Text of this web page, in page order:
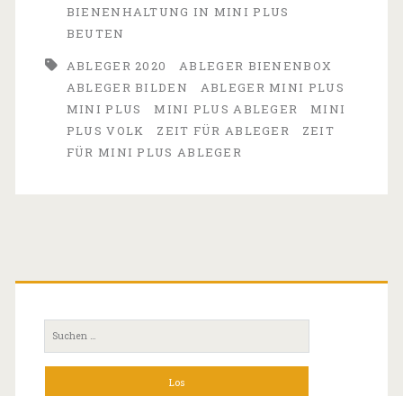
Plus
Ableger
ist
da
BIENENHALTUNG IN MINI PLUS
BEUTEN
ABLEGER 2020
ABLEGER BIENENBOX
ABLEGER BILDEN
ABLEGER MINI PLUS
MINI PLUS
MINI PLUS ABLEGER
MINI
PLUS VOLK
ZEIT FÜR ABLEGER
ZEIT
FÜR MINI PLUS ABLEGER
Primäre
Seitenleiste
Suchen
nach: